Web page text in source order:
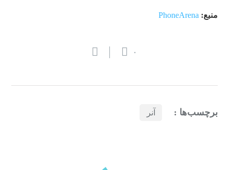
منبع:‌ PhoneArena
۰
برچسب‌ها : آنر